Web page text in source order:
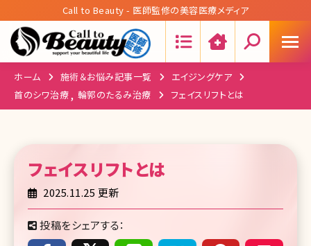
Call to Beauty - 医師監修の美容医療メディア
ホーム 施術＆お悩み記事一覧
エイジングケア
首のシワ治療
輪郭のたるみ治療 フェイスリフトとは
フェイスリフトとは
2025.11.25 更新
投稿をシェアする：